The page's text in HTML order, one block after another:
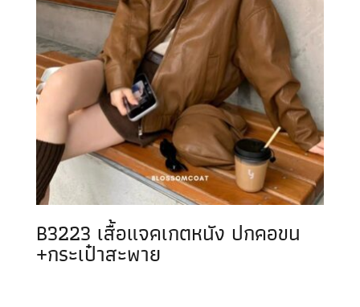
B3223 เสื้อแจคเกตหนัง ปกคอขน
+กระเป๋าสะพาย